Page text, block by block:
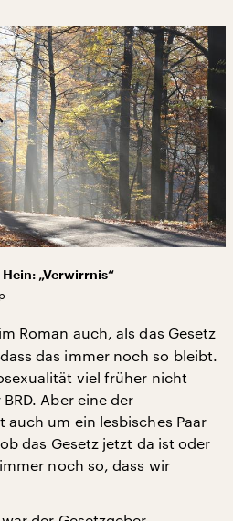
„Verwirrnis“
Roman auch, als das Gesetz
das immer noch so bleibt.
viel früher nicht
Aber eine der
auch um ein lesbisches Paar
das Gesetz jetzt da ist oder
noch so, dass wir